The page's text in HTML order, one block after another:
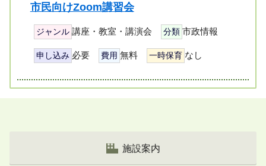
市民向けZoom講習会
ジャンル 講座・教室・講演会 分類 市政情報
申し込み 必要 費用 無料 一時保育 なし
施設案内